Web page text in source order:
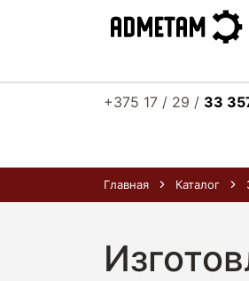
+375 17 / 29 / 33
Главная Каталог